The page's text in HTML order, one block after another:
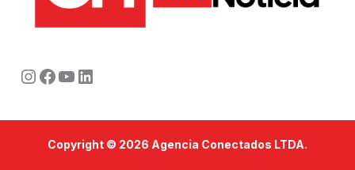
Instagram
Facebook
Youtube
LinkedIn
Copyright © 2026 Agencia Conectados LTDA.